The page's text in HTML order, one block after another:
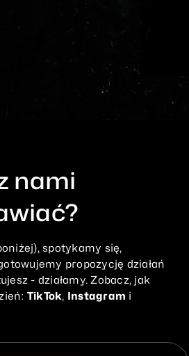
nami
spotykamy się,
propozycję działań
- działamy. Zobacz, jak
TikTok, Instagram i